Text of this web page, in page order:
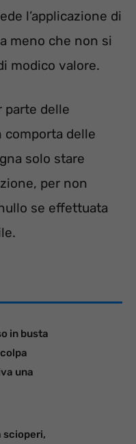
l’applicazione di
a meno che non si
modico valore.
parte delle
comporta delle
solo stare
per non
se effettuata
in busta
una
scioperi,